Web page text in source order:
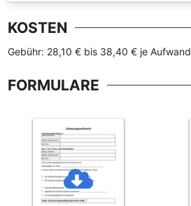
KOSTEN
Gebühr: 28,10 € bis 38,40 € je Aufwand
FORMULARE